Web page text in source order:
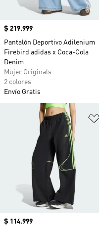
Precio
$ 219.999
Pantalón Deportivo Adilenium
Firebird adidas x Coca-Cola
Denim
Mujer Originals
2 colores
Envío Gratis
Precio
$ 114.999